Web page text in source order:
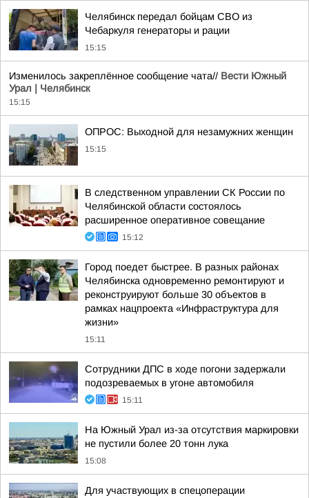
Челябинск передал бойцам СВО из
Чебаркуля генераторы и рации
15:15
Изменилось закреплённое сообщение чата// Вести Южный
Урал | Челябинск
15:15
ОПРОС: Выходной для незамужних женщин
15:15
В следственном управлении СК России по
Челябинской области состоялось
расширенное оперативное совещание
15:12
Город поедет быстрее. В разных районах
Челябинска одновременно ремонтируют и
реконструируют больше 30 объектов в
рамках нацпроекта «Инфраструктура для
жизни»
15:11
Сотрудники ДПС в ходе погони задержали
подозреваемых в угоне автомобиля
15:11
На Южный Урал из-за отсутствия маркировки
не пустили более 20 тонн лука
15:08
Для участвующих в спецоперации